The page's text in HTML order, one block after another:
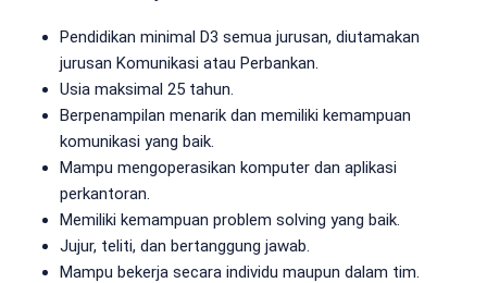
Pendidikan minimal D3 semua jurusan, diutamakan
jurusan Komunikasi atau Perbankan.
Usia maksimal 25 tahun.
Berpenampilan menarik dan memiliki kemampuan
komunikasi yang baik.
Mampu mengoperasikan komputer dan aplikasi
perkantoran.
Memiliki kemampuan problem solving yang baik.
Jujur, teliti, dan bertanggung jawab.
Mampu bekerja secara individu maupun dalam tim.